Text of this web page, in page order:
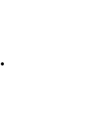
.